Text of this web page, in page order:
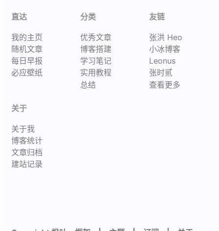
直达
我的主页
随机文章
每日早报
必应壁纸
分类
优秀文章
博客搭建
学习笔记
实用教程
总结
友链
张洪 Heo
小冰博客
Leonus
张时贰
查看更多
关于
关于我
博客统计
文章归档
建站记录